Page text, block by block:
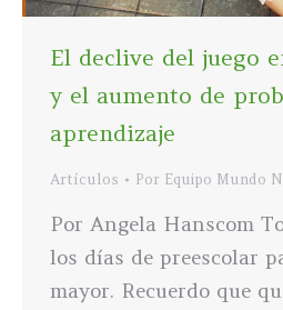
El declive del juego
y el aumento de
aprendizaje
Artículos Por Equipo Mundo
Por Angela Hanscom
los días de preescolar
mayor. Recuerdo que